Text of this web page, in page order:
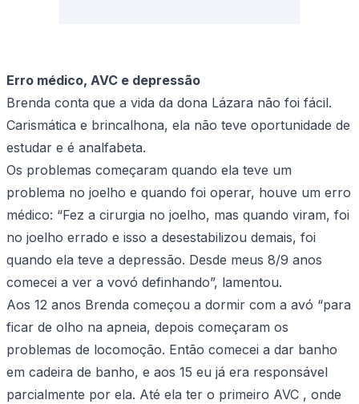
Erro médico, AVC e depressão
Brenda conta que a vida da dona Lázara não foi fácil.
Carismática e brincalhona, ela não teve oportunidade de
estudar e é analfabeta.
Os problemas começaram quando ela teve um
problema no joelho e quando foi operar, houve um erro
médico: “Fez a cirurgia no joelho, mas quando viram, foi
no joelho errado e isso a desestabilizou demais, foi
quando ela teve a depressão. Desde meus 8/9 anos
comecei a ver a vovó definhando”, lamentou.
Aos 12 anos Brenda começou a dormir com a avó “para
ficar de olho na apneia, depois começaram os
problemas de locomoção. Então comecei a dar banho
em cadeira de banho, e aos 15 eu já era responsável
parcialmente por ela. Até ela ter o primeiro AVC , onde